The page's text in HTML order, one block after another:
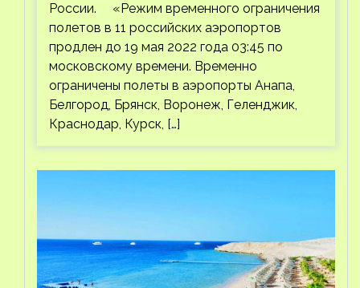
России. «Режим временного ограничения
полетов в 11 российских аэропортов
продлен до 19 мая 2022 года 03:45 по
московскому времени. Временно
ограничены полеты в аэропорты Анапа,
Белгород, Брянск, Воронеж, Геленджик,
Краснодар, Курск, […]